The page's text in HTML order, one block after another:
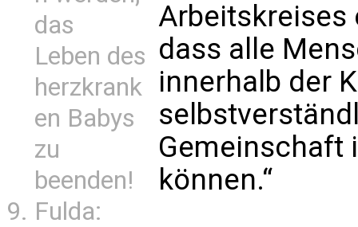
das
Leben des
herzkrank
en Babys
zu
beenden!
Fulda:
Arbeitskreises
dass alle
innerhalb der
Gemeinschaft
können.“